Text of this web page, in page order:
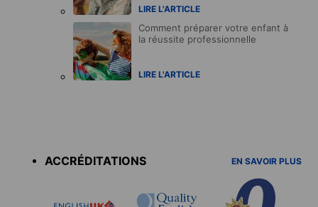
LIRE L'ARTICLE
Comment préparer votre enfant à
la réussite professionnelle
LIRE L'ARTICLE
ACCRÉDITATIONS
EN SAVOIR PLUS